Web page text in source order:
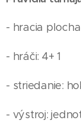
- hracia
- hráči: 4+ 1
- striedanie:
- výstroj: